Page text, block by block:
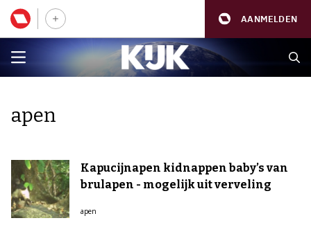
AANMELDEN
apen
Kapucijnapen kidnappen baby’s van
brulapen - mogelijk uit verveling
apen